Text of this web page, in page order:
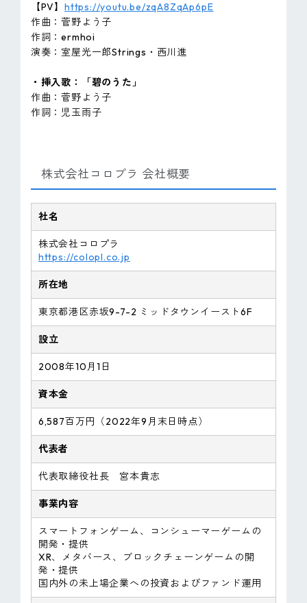
【PV】https://youtu.be/zqA8ZqAp6pE
作曲：菅野よう子
作詞：ermhoi
演奏：室屋光一郎Strings・西川進
・挿入歌：「碧のうた」
作曲：菅野よう子
作詞：児玉雨子
株式会社コロプラ 会社概要
社名
株式会社コロプラ
https://colopl.co.jp
所在地
東京都港区赤坂9-7-2 ミッドタウンイースト6F
設立
2008年10月1日
資本金
6,587百万円（2022年9月末日時点）
代表者
代表取締役社長 宮本貴志
事業内容
スマートフォンゲーム、コンシューマーゲームの
開発・提供
XR、メタバース、ブロックチェーンゲームの開
発・提供
国内外の未上場企業への投資およびファンド運用